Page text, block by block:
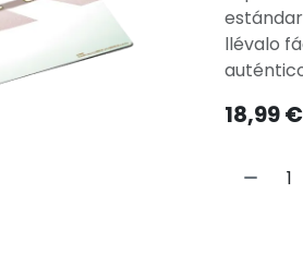
llévalo
18,99€